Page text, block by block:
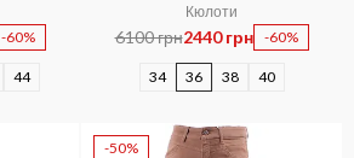
-60%
44
Кюлоти
6100 грн2440 грн -60%
34 36 38 40
-50%